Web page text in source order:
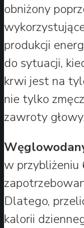
obniżony
produkcji
do sytuacji,
krwi jest na
nie tylko
zawroty
w przybliżeniu
Dlatego,
kalorii